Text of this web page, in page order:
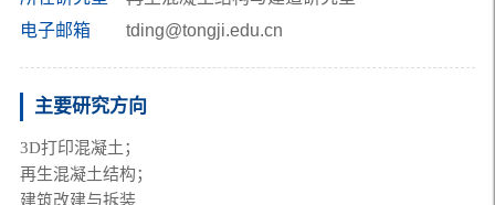
电子邮箱
tding@tongji.edu.cn
主要研究方向
3D打印混凝土；
再生混凝土结构；
建筑改建与拆装